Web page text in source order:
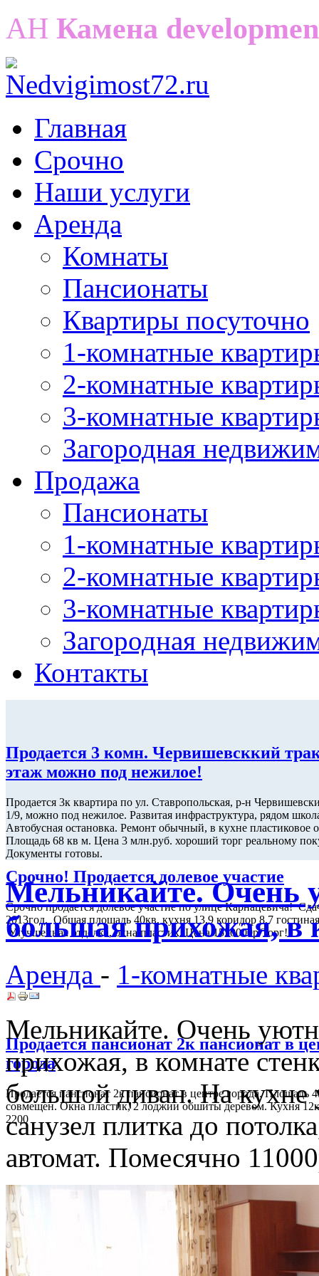
АН Камена
Главная
Срочно
Наши услуги
Аренда
Комнаты
Пансионаты
Квартиры посуточно
1-комнатные
2-комнатные
3-комнатные
Загородная
Продажа
Пансионаты
1-комнатные
2-комнатные
3-комнатные
Загородная
Контакты
Продается 3 комн. Червишевсккий
этаж можно под нежилое!
Продается 3к квартира по ул. Ставропольская, р-н
1/9, можно под нежилое. Развитая инфраструктура, рядом
Автобусная остановка. Ремонт обычный, в кухне пластиковое
Площадь 68 кв м. Цена 3 млн.руб. хороший торг реальному
Документы готовы.
Срочно! Продается долевое участие
Срочно продается долевое участие по улице Карнацевича!
2013год. Общая площадь 40кв, кухня 13,9 коридор 8,7
Улучшенная отделка, окна пластик. Цена 1550000р Торг!
Продается пансионат 2к пансионат в
города
Продается пансионат 2к пансионат в центре города. Площадь
совмещен. Окна пластик, 2 лоджии обшиты деревом. Кухня
2200
Продается загородный дом в Тюмени, в
районе п. Винзили
Мельникайте. Очень
большая прихожая, в
Аренда - 1-комнатные
Мельникайте. Очень
прихожая, в комнате
большой диван. На кухне
санузел плитка до
автомат. Помесячно